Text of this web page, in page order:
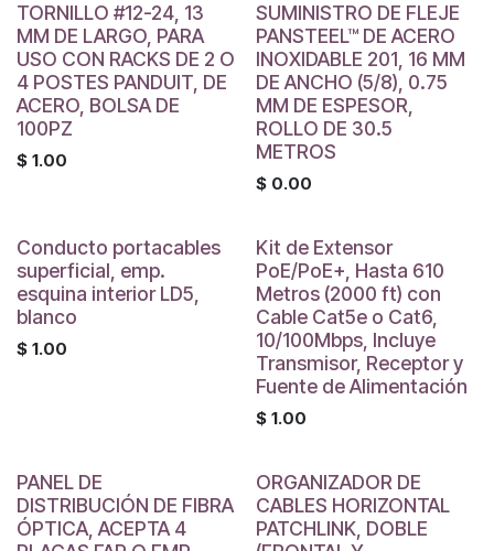
TORNILLO #12-24, 13
MM DE LARGO, PARA
USO CON RACKS DE 2 O
4 POSTES PANDUIT, DE
ACERO, BOLSA DE
100PZ
$ 1.00
SUMINISTRO DE FLEJE
PANSTEEL™ DE ACERO
INOXIDABLE 201, 16 MM
DE ANCHO (5/8), 0.75
MM DE ESPESOR,
ROLLO DE 30.5
METROS
$ 0.00
Conducto portacables
superficial, emp.
esquina interior LD5,
blanco
$ 1.00
Kit de Extensor
PoE/PoE+, Hasta 610
Metros (2000 ft) con
Cable Cat5e o Cat6,
10/100Mbps, Incluye
Transmisor, Receptor y
Fuente de Alimentación
$ 1.00
PANEL DE
DISTRIBUCIÓN DE FIBRA
ÓPTICA, ACEPTA 4
ORGANIZADOR DE
CABLES HORIZONTAL
PATCHLINK, DOBLE